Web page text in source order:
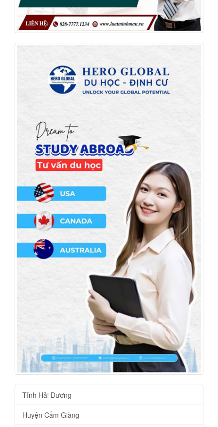
Tỉnh Hải Dương
Huyện Cẩm Giàng